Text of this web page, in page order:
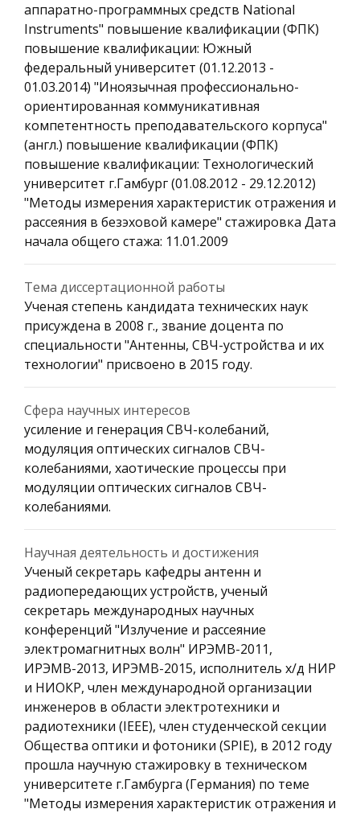
аппаратно-программных средств National
Instruments" повышение квалификации (ФПК)
повышение квалификации: Южный
федеральный университет (01.12.2013 -
01.03.2014) "Иноязычная профессионально-
ориентированная коммуникативная
компетентность преподавательского корпуса"
(англ.) повышение квалификации (ФПК)
повышение квалификации: Технологический
университет г.Гамбург (01.08.2012 - 29.12.2012)
"Методы измерения характеристик отражения и
рассеяния в безэховой камере" стажировка Дата
начала общего стажа: 11.01.2009
Тема диссертационной работы
Ученая степень кандидата технических наук
присуждена в 2008 г., звание доцента по
специальности "Антенны, СВЧ-устройства и их
технологии" присвоено в 2015 году.
Сфера научных интересов
усиление и генерация СВЧ-колебаний,
модуляция оптических сигналов СВЧ-
колебаниями, хаотические процессы при
модуляции оптических сигналов СВЧ-
колебаниями.
Научная деятельность и достижения
Ученый секретарь кафедры антенн и
радиопередающих устройств, ученый
секретарь международных научных
конференций "Излучение и рассеяние
электромагнитных волн" ИРЭМВ-2011,
ИРЭМВ-2013, ИРЭМВ-2015, исполнитель х/д НИР
и НИОКР, член международной организации
инженеров в области электротехники и
радиотехники (IEEE), член студенческой секции
Общества оптики и фотоники (SPIE), в 2012 году
прошла научную стажировку в техническом
университете г.Гамбурга (Германия) по теме
"Методы измерения характеристик отражения и